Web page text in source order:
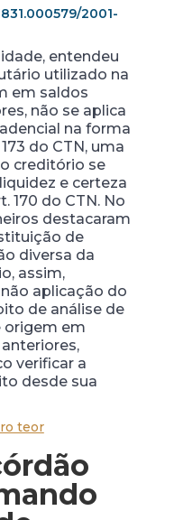
2001-
entendeu
utilizado na
em saldos
não se aplica
na forma
do CTN, uma
creditório se
e certeza
170 do CTN. No
destacaram
de
diversa da
assim,
aplicação do
de análise de
origem em
verificar a
desde sua
teor